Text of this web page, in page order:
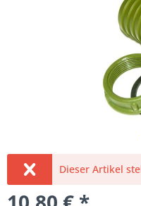
Dieser Artikel